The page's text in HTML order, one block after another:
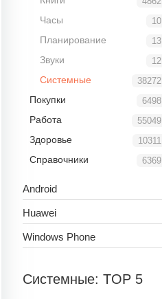
10
Часы
13
Планирование
12
Звуки
38272
Системные
6498
Покупки
55049
Работа
10311
Здоровье
6369
Справочники
Android
Huawei
Windows Phone
Системные: TOP 5